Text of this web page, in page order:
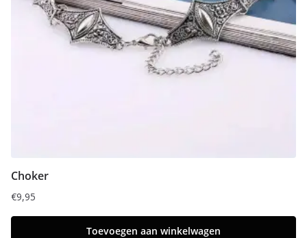
Choker
€9,95
Toevoegen aan winkelwagen